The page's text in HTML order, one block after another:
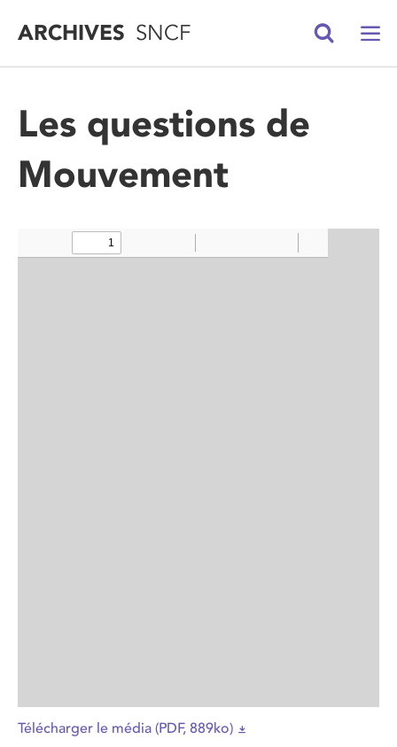
ARCHIVESSNCF
Les questions de
Mouvement
Télécharger le média (PDF, 889ko)